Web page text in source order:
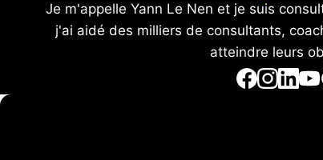
Je m'appelle Yann Le Nen et je suis
j'ai aidé des milliers de consultants,
atteindre leurs